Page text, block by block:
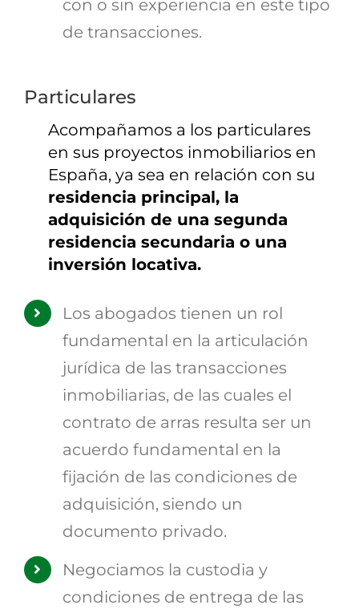
con o sin experiencia en este tipo
de transacciones.
Particulares
Acompañamos a los particulares
en sus proyectos inmobiliarios en
España, ya sea en relación con su
residencia principal, la
adquisición de una segunda
residencia secundaria o una
inversión locativa.
Los abogados tienen un rol
fundamental en la articulación
jurídica de las transacciones
inmobiliarias, de las cuales el
contrato de arras resulta ser un
acuerdo fundamental en la
fijación de las condiciones de
adquisición, siendo un
documento privado.
Negociamos la custodia y
condiciones de entrega de las